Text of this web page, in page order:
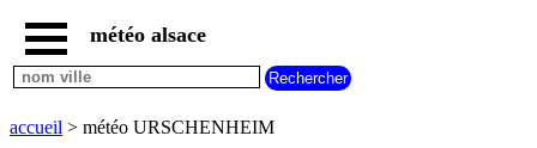
accueil
radar
URSCHENHEIM
météo alsace
accueil > météo URSCHENHEIM